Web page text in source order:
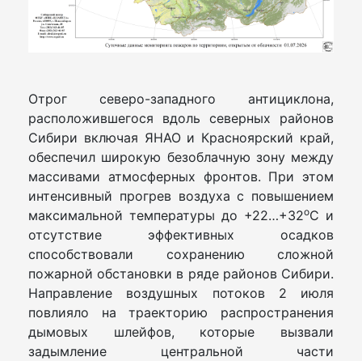
Отрог северо-западного антициклона,
расположившегося вдоль северных районов
Сибири включая ЯНАО и Красноярский край,
обеспечил широкую безоблачную зону между
массивами атмосферных фронтов. При этом
интенсивный прогрев воздуха с повышением
максимальной температуры до +22…+32оС и
отсутствие эффективных осадков
способствовали сохранению сложной
пожарной обстановки в ряде районов Сибири.
Направление воздушных потоков 2 июля
повлияло на траекторию распространения
дымовых шлейфов, которые вызвали
задымление центральной части